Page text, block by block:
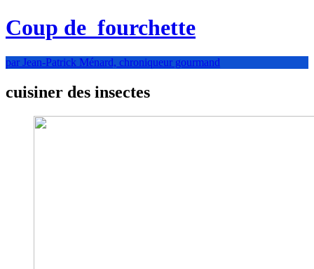
Coup de fourchette
par Jean-Patrick Ménard, chroniqueur gourmand
cuisiner des insectes